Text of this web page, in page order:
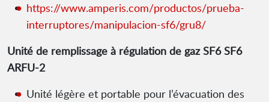
https://www.amperis.com/productos/prueba-
interruptores/manipulacion-sf6/gru8/
Unité de remplissage à régulation de gaz SF6 SF6
ARFU-2
Unité légère et portable pour l’évacuation des